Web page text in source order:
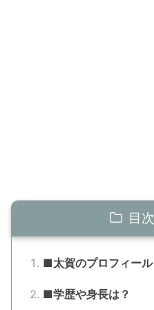
目次
■太賀のプロフィール
■学歴や身長は？